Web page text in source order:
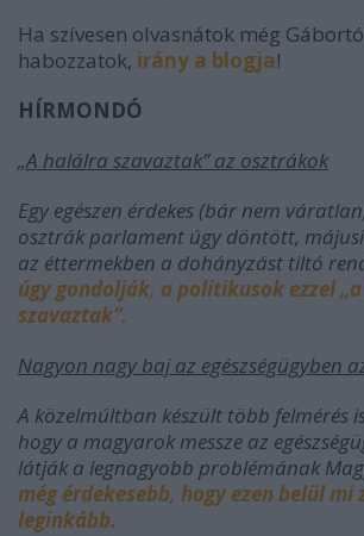
Ha szívesen olvasnátok még
habozzatok, irány a blogja!
HÍRMONDÓ
„A halálra szavaztak” az osztrákok
Egy egészen érdekes (bár nem
osztrák parlament úgy döntött,
az éttermekben a dohányzást tiltó
úgy gondolják, a politikusok ezzel
szavaztak”.
Nagyon nagy baj az egészségügyben
A közelmúltban készült több felmérés
hogy a magyarok messze az
látják a legnagyobb problémának
még érdekesebb, hogy ezen belül
leginkább.